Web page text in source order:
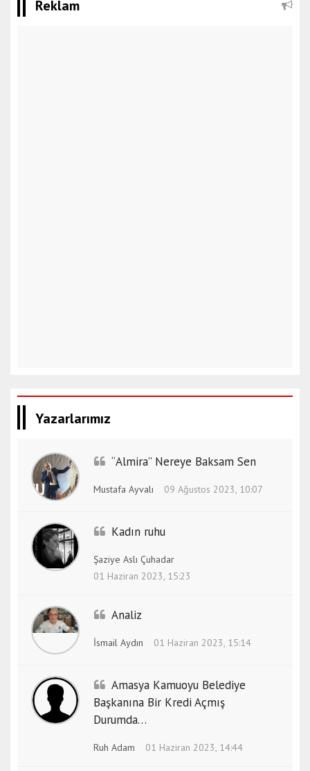
Reklam
Yazarlarımız
“Almira” Nereye Baksam Sen
Mustafa Ayvalı 09 Ağustos 2023, 10:07
Kadın ruhu
Şaziye Aslı Çuhadar
01 Haziran 2023, 15:23
Analiz
İsmail Aydın 01 Haziran 2023, 15:14
Amasya Kamuoyu Belediye
Başkanına Bir Kredi Açmış
Durumda…
Ruh Adam 01 Haziran 2023, 14:44